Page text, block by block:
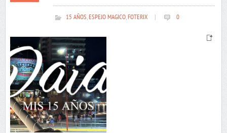
15 AÑOS,ESPEJO MAGICO,FOTERIX 0